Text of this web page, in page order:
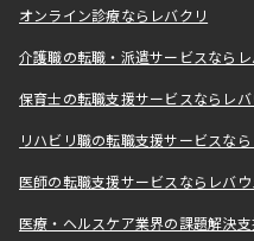
オンライン診療ならレバクリ
介護職の転職・派遣サービスなら
保育士の転職支援サービスならレ
リハビリ職の転職支援サービスな
医師の転職支援サービスならレバ
医療・ヘルスケア業界の課題解決